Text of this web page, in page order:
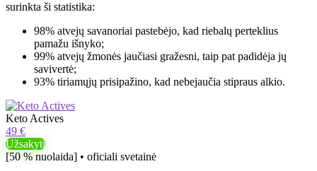
surinkta ši statistika:
98% atvejų savanoriai pastebėjo, kad riebalų perteklius
pamažu išnyko;
99% atvejų žmonės jaučiasi gražesni, taip pat padidėja jų
savivertė;
93% tiriamųjų prisipažino, kad nebejaučia stipraus alkio.
Keto Actives
49 €
Užsakyti
[50 % nuolaida] • oficiali svetainė